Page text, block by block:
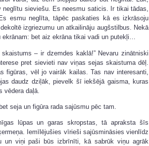
neglītu sieviešu. Es neesmu saticis. Ir tikai tādas,
esmu neglīta, tāpēc paskaties kā es izkrāsoju
izgriezumu un atkailināju augšstilbus. Nekā
bet aiz ekrāna tikai vadi un putekļi…
– ir dzemdes kaklā!” Nevaru zinātniski
pret sievieti nav viņas sejas skaistuma dēļ.
figūras, vēl jo vairāk kailas. Tas nav interesanti,
daudz dziļāk, pievelk šī iekšējā gaisma, kuras
vēdera daļā.
seja un figūra rada sajūsmu pēc tam.
lūpas un garas skropstas, tā apraksta šīs
Iemīlējušies vīrieši sajūsmināsies vienlīdz
un viņi paši būs izbrīnīti, kā sabrūk viņu agrāk